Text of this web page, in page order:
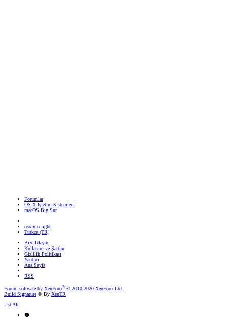
Forumlar
OS X İşletim Sistemleri
macOS Big Sur
osxinfo-light
Turkce (TR)
Bize Ulaşın
Kullanım ve Şartlar
Gizlilik Politikası
Yardım
Ana Sayfa
RSS
Forum software by XenForo® © 2010-2020 XenForo Ltd.
Build Signature © By XenTR
Üst Alt